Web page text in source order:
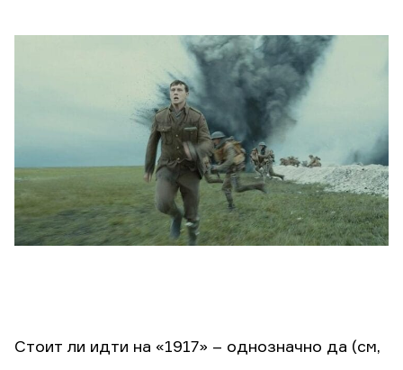
Стоит ли идти на «1917» – однозначно да (см,